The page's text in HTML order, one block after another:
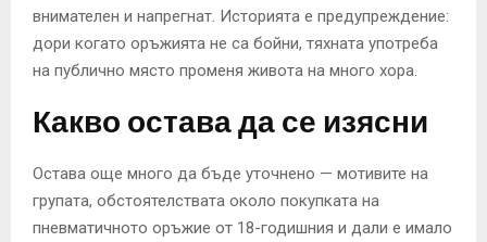
внимателен и напрегнат. Историята е предупреждение:
дори когато оръжията не са бойни, тяхната употреба
на публично място променя живота на много хора.
Какво остава да се изясни
Остава още много да бъде уточнено — мотивите на
групата, обстоятелствата около покупката на
пневматичното оръжие от 18-годишния и дали е имало